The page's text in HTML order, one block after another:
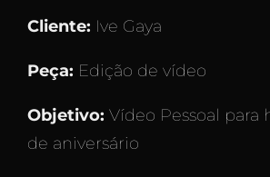
Cliente: Ive Gaya
Peça: Edição de vídeo
Objetivo: Vídeo Pessoal
de aniversário